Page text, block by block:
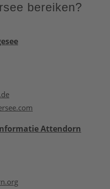
bereiken?
Attendorn